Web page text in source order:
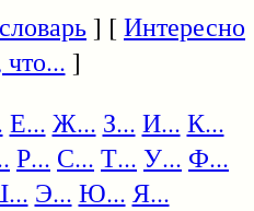
] [Интересно
что... ]
Е... Ж... З... И... К...
Р... С... Т... У... Ф...
Э... Ю... Я...